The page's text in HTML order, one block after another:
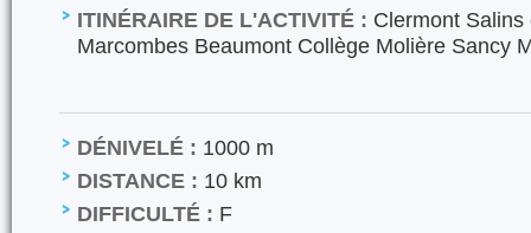
ITINÉRAIRE DE L'ACTIVITÉ : Clermont
Marcombes Beaumont Collège Molière Sancy
DÉNIVELÉ : 1000 m
DISTANCE : 10 km
DIFFICULTÉ : F